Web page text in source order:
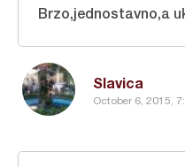
Slavica
October 6, 2015,
Brzo,jednostavno,a